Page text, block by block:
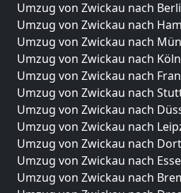
Umzug von Zwickau nach
Umzug von Zwickau nach
Umzug von Zwickau nach
Umzug von Zwickau nach Köln
Umzug von Zwickau nach
Umzug von Zwickau nach
Umzug von Zwickau nach
Umzug von Zwickau nach
Umzug von Zwickau nach
Umzug von Zwickau nach
Umzug von Zwickau nach